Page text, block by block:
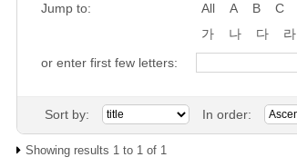
Jump to: All A B C
가
나 다 라
or enter first few letters:
Sort by: In order:
Showing results 1 to 1 of 1